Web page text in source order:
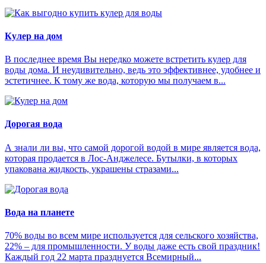
Кулер на дом
В последнее время Вы нередко можете встретить кулер для
воды дома. И неудивительно, ведь это эффективнее, удобнее и
эстетичнее. К тому же вода, которую мы получаем в...
Дорогая вода
А знали ли вы, что самой дорогой водой в мире является вода,
которая продается в Лос-Анджелесе. Бутылки, в которых
упакована жидкость, украшены стразами...
Вода на планете
70% воды во всем мире используется для сельского хозяйства,
22% – для промышленности. У воды даже есть свой праздник!
Каждый год 22 марта празднуется Всемирный...